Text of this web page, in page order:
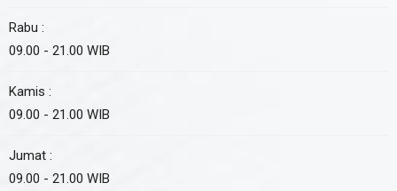
Rabu :
09.00 - 21.00 WIB
Kamis :
09.00 - 21.00 WIB
Jumat :
09.00 - 21.00 WIB